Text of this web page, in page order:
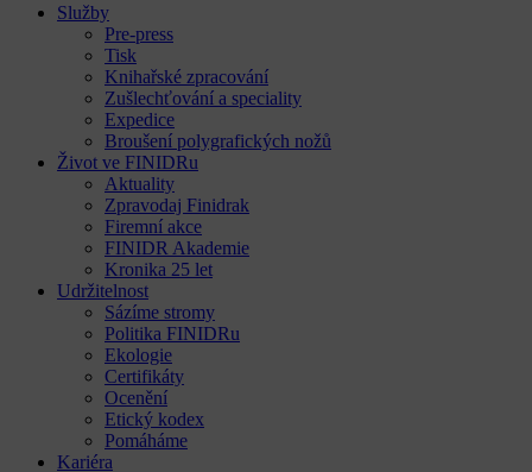
Služby
Pre-press
Tisk
Knihařské zpracování
Zušlechťování a speciality
Expedice
Broušení polygrafických nožů
Život ve FINIDRu
Aktuality
Zpravodaj Finidrak
Firemní akce
FINIDR Akademie
Kronika 25 let
Udržitelnost
Sázíme stromy
Politika FINIDRu
Ekologie
Certifikáty
Ocenění
Etický kodex
Pomáháme
Kariéra